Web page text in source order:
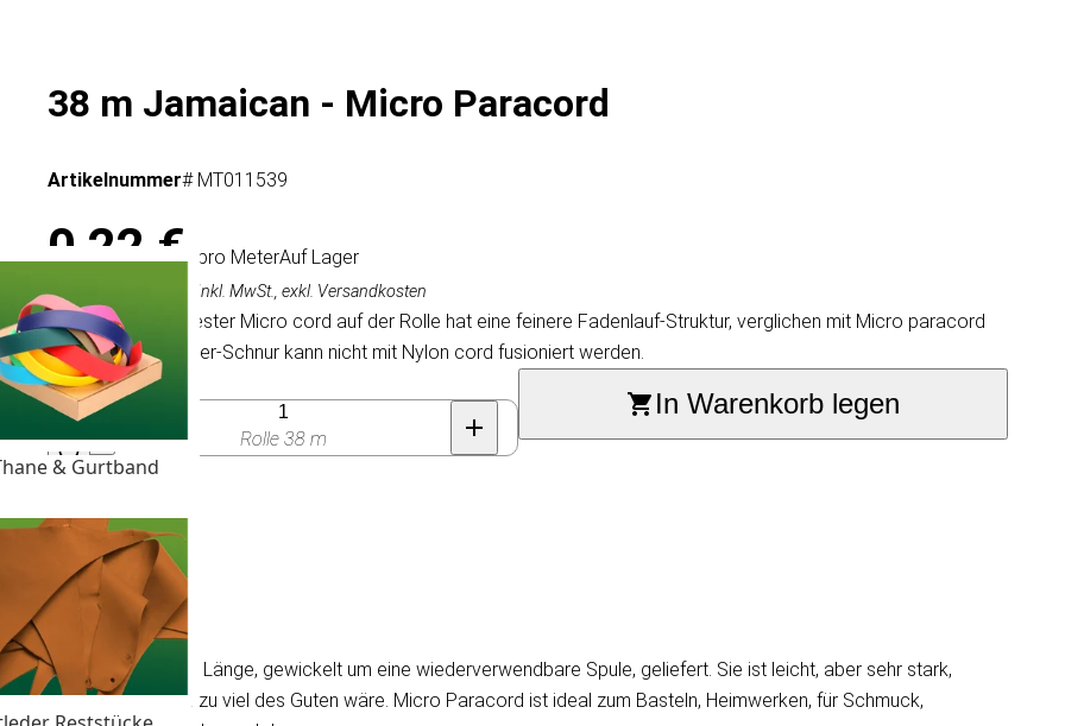
& Gurtband
38 m Jamaican - Micro Paracord
Artikelnummer# MT011539
0,22 €/ pro MeterAuf Lager
8,45 €
Inkl. MwSt., exkl. Versandkosten
Vorsicht! Die Polyester Micro cord auf der Rolle hat eine feinere Fadenlauf-Struktur, verglichen mit Micro paracord
pro Meter. Polyester-Schnur kann nicht mit Nylon cord fusioniert werden.
Anzahl
Rolle 38 m
In Warenkorb legen
wird in 38 meter Länge, gewickelt um eine wiederverwendbare Spule, geliefert. Sie ist leicht, aber sehr stark,
Schnur einfach zu viel des Guten wäre. Micro Paracord ist ideal zum Basteln, Heimwerken, für Schmuck,